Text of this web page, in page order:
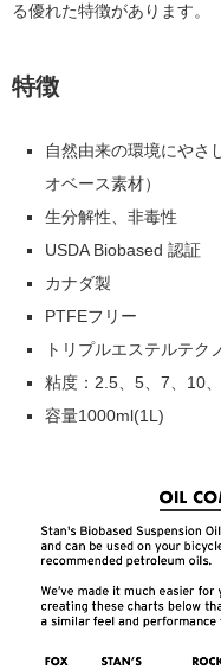
る優れた特徴があります。
特徴
自然由来の環境にやさ
オベース素材）
生分解性、非毒性
USDA Biobased 認証
カナダ製
PTFEフリー
トリプルエステルテク
粘度：2.5、5、7、10
容量1000ml(1L)